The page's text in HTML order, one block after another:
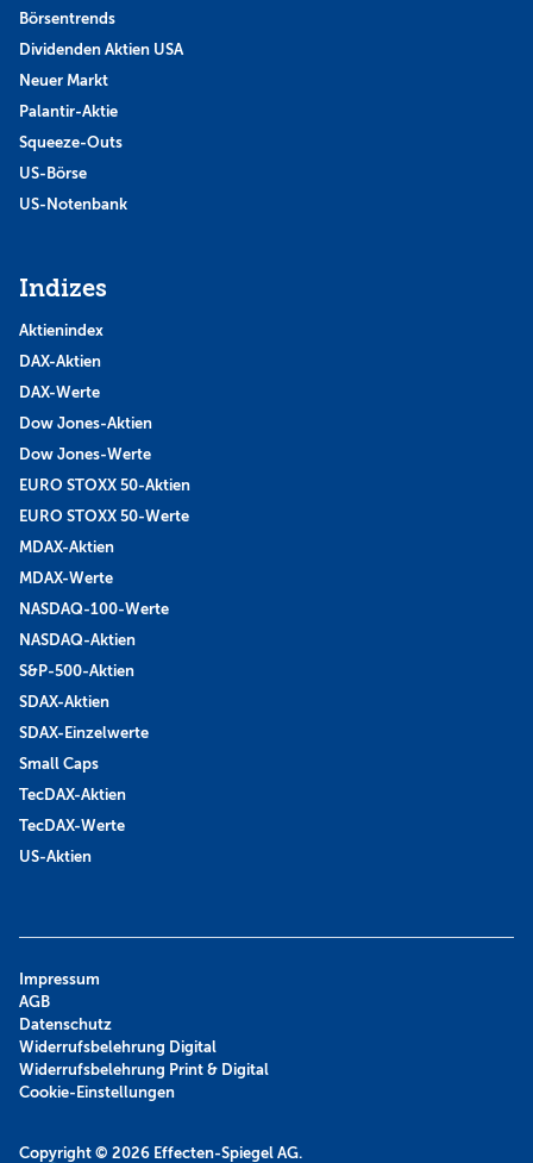
Börsentrends
Dividenden Aktien USA
Neuer Markt
Palantir-Aktie
Squeeze-Outs
US-Börse
US-Notenbank
Indizes
Aktienindex
DAX-Aktien
DAX-Werte
Dow Jones-Aktien
Dow Jones-Werte
EURO STOXX 50-Aktien
EURO STOXX 50-Werte
MDAX-Aktien
MDAX-Werte
NASDAQ-100-Werte
NASDAQ-Aktien
S&P-500-Aktien
SDAX-Aktien
SDAX-Einzelwerte
Small Caps
TecDAX-Aktien
TecDAX-Werte
US-Aktien
Copyright © 2026 Effecten-Spiegel AG.
Impressum
AGB
Datenschutz
Widerrufsbelehrung Digital
Widerrufsbelehrung Print & Digital
Cookie-Einstellungen